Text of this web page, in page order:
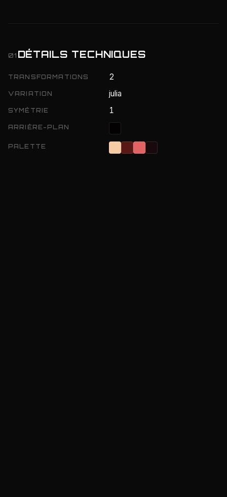
01 DÉTAILS TECHNIQUES
TRANSFORMATIONS 2
VARIATION julia
SYMÉTRIE 1
ARRIÈRE-PLAN
PALETTE